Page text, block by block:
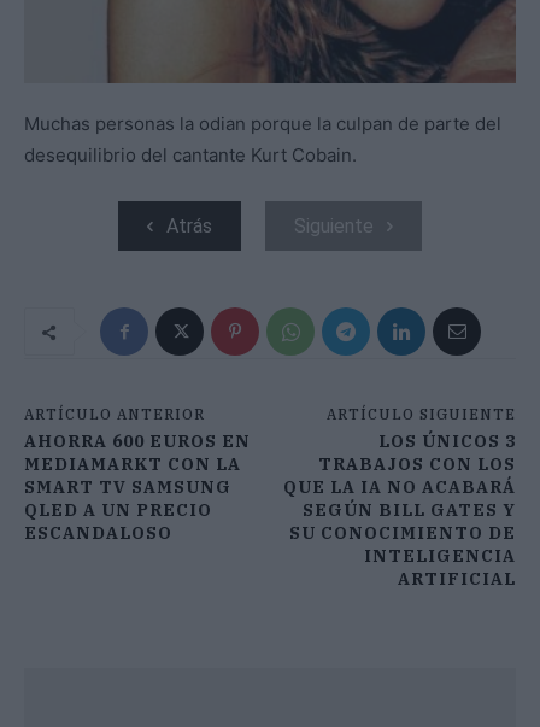
Muchas personas la odian porque la culpan de parte del
desequilibrio del cantante Kurt Cobain.
Atrás Siguiente
ARTÍCULO ANTERIOR
AHORRA 600 EUROS EN
MEDIAMARKT CON LA
SMART TV SAMSUNG
QLED A UN PRECIO
ESCANDALOSO
ARTÍCULO SIGUIENTE
LOS ÚNICOS 3
TRABAJOS CON LOS
QUE LA IA NO ACABARÁ
SEGÚN BILL GATES Y
SU CONOCIMIENTO DE
INTELIGENCIA
ARTIFICIAL